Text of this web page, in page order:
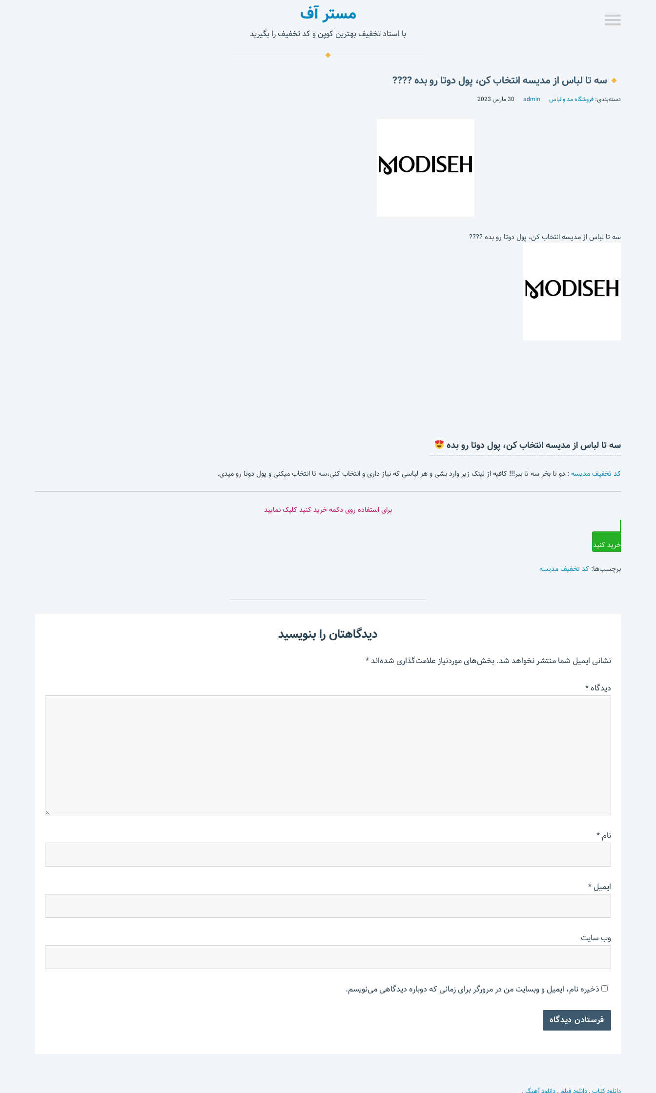
مستر آف
با استاد تخفیف بهترین کوپن و کد تخفیف را بگیرید
سه تا لباس از مدیسه انتخاب کن، پول دوتا رو بده ????
دسته‌بندی: فروشگاه مد و لباس admin 30 مارس 2023
سه تا لباس از مدیسه انتخاب کن، پول دوتا رو بده ????
سه تا لباس از مدیسه انتخاب کن، پول دوتا رو بده
کد تخفیف مدیسه: دو تا بخر سه تا ببر!!! کافیه از لینک زیر وارد بشی و هر لیاسی که نیاز داری و انتخاب کنی،سه تا انتخاب میکنی و پول دوتا رو میدی.
برای استفاده روی دکمه خرید کنید کلیک نمایید
خرید کنید
برچسب‌ها: کد تخفیف مدیسه
دیدگاهتان را بنویسید
نشانی ایمیل شما منتشر نخواهد شد.بخش‌های موردنیاز علامت‌گذاری شده‌اند*
دیدگاه*
نام*
ایمیل*
وب‌ سایت
ذخیره نام، ایمیل و وبسایت من در مرورگر برای زمانی که دوباره دیدگاهی می‌نویسم.
دانلود کتاب.دانلود فیلم .دانلود آهنگ.